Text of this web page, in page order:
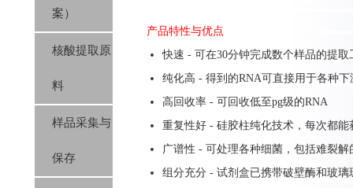
案）
核酸提取原
料
样品采集与
保存
产品特性与优点
快速 - 可在30分钟完成数个样品的提取
纯化高 - 得到的RNA可直接用于各种下
高回收率 - 可回收低至pg级的RNA
重复性好 - 硅胶柱纯化技术，每次都能
广谱性 - 可处理各种细菌，包括难裂解
组分充分 - 试剂盒已携带破壁酶和玻璃